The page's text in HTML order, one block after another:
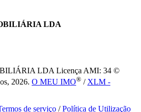
LDA
LDA Licença AMI: 34 ©
2026. O MEU IMO® /XLM -
de serviço /Política de Utilização